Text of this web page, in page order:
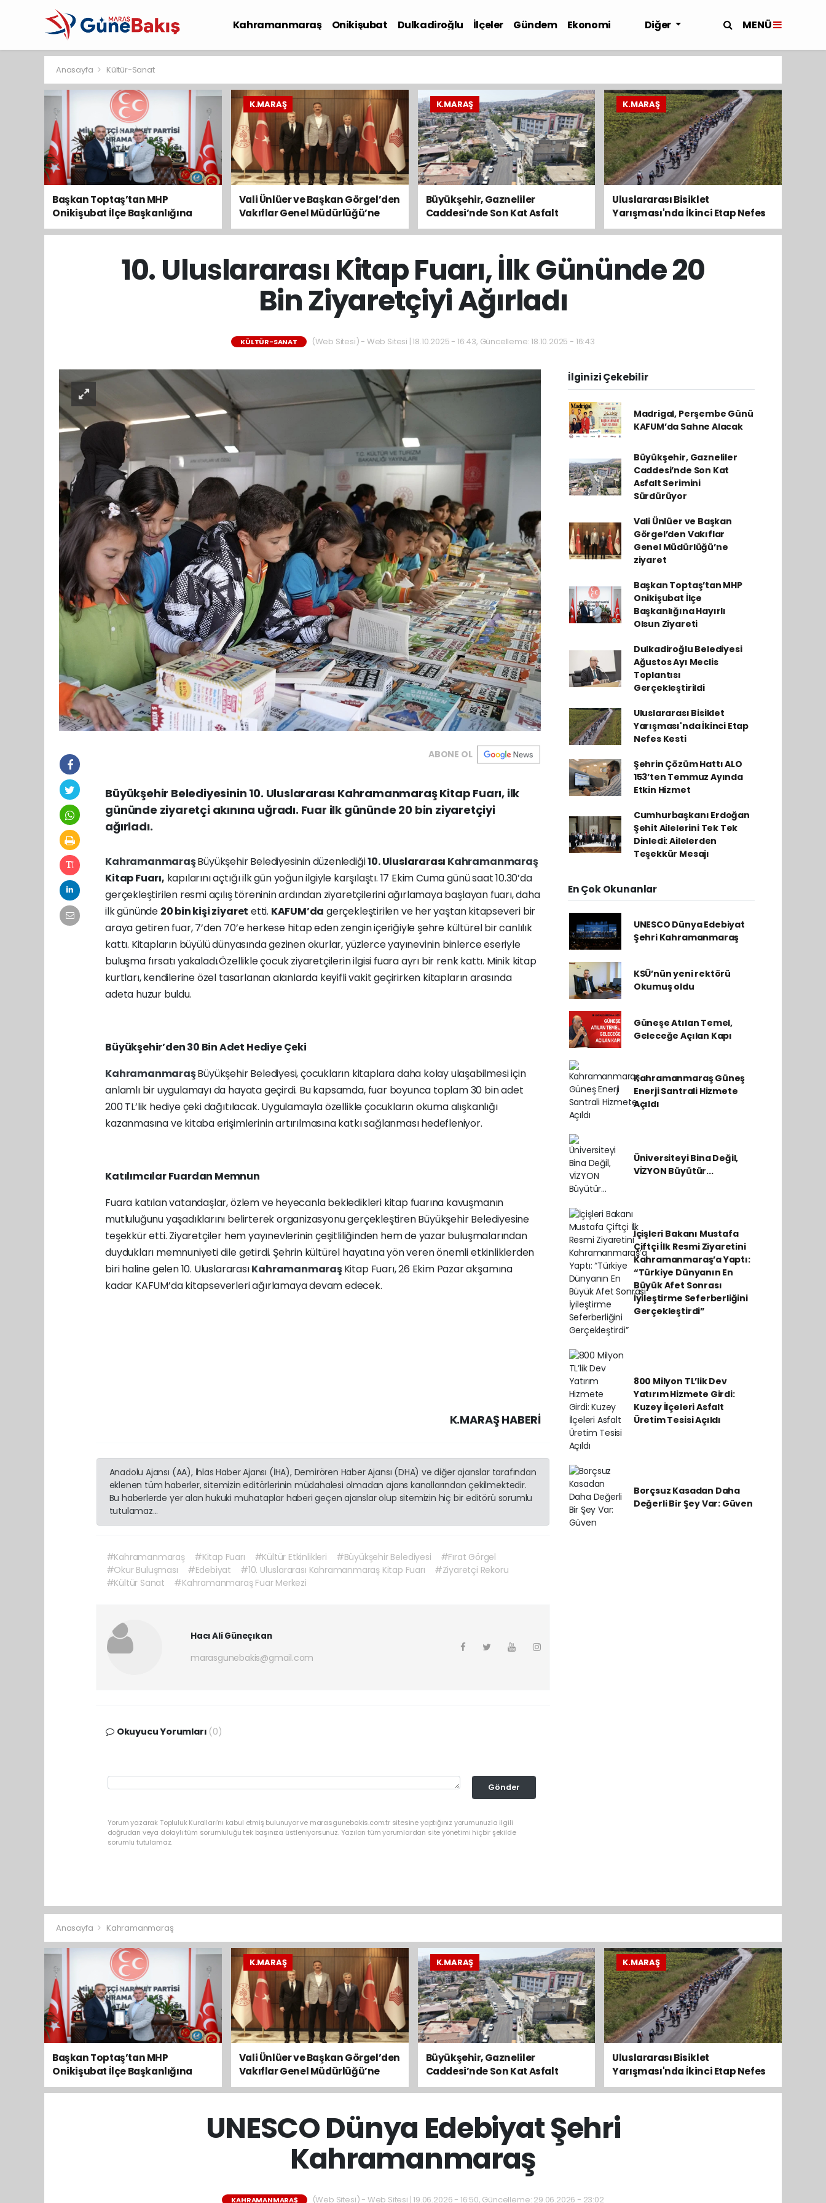
Kahramanmaraş Onikişubat Dulkadiroğlu İlçeler Gündem
Ekonomi
Diğer MENÜ
Anasayfa Kültür-Sanat
Başkan Toptaş’tan MHP
Onikişubat İlçe Başkanlığına
Hayırlı Olsun Ziyareti
K.MARAŞ
Vali Ünlüer ve Başkan Görgel’den
Vakıflar Genel Müdürlüğü’ne
ziyaret
K.MARAŞ
Büyükşehir, Gazneliler
Caddesi’nde Son Kat Asfalt
Serimini Sürdürüyor
K.MARAŞ
Uluslararası Bisiklet
Yarışması'nda İkinci Etap Nefes
Kesti
10. Uluslararası Kitap Fuarı, İlk Gününde 20
Bin Ziyaretçiyi Ağırladı
KÜLTÜR-SANAT (Web Sitesi) - Web Sitesi | 18.10.2025 - 16:43, Güncelleme: 18.10.2025 - 16:43
ABONE OL
Büyükşehir Belediyesinin 10. Uluslararası Kahramanmaraş Kitap Fuarı, ilk
gününde ziyaretçi akınına uğradı. Fuar ilk gününde 20 bin ziyaretçiyi
ağırladı.
KahramanmaraşBüyükşehir Belediyesinin düzenlediği10. Uluslararası Kahramanmaraş
Kitap Fuarı, kapılarını açtığı ilk gün yoğun ilgiyle karşılaştı. 17 Ekim Cuma günü saat 10.30’da
gerçekleştirilen resmi açılış töreninin ardından ziyaretçilerini ağırlamaya başlayan fuarı, daha
ilk gününde 20 bin kişi ziyaret etti. KAFUM’da gerçekleştirilen ve her yaştan kitapseveri bir
araya getiren fuar, 7’den 70’e herkese hitap eden zengin içeriğiyle şehre kültürel bir canlılık
kattı. Kitapların büyülü dünyasında gezinen okurlar, yüzlerce yayınevinin binlerce eseriyle
buluşma fırsatı yakaladı.Özellikle çocuk ziyaretçilerin ilgisi fuara ayrı bir renk kattı. Minik kitap
kurtları, kendilerine özel tasarlanan alanlarda keyifli vakit geçirirken kitapların arasında
adeta huzur buldu.
Büyükşehir’den 30 Bin Adet Hediye Çeki
KahramanmaraşBüyükşehir Belediyesi, çocukların kitaplara daha kolay ulaşabilmesi için
anlamlı bir uygulamayı da hayata geçirdi. Bu kapsamda, fuar boyunca toplam 30 bin adet
200 TL’lik hediye çeki dağıtılacak. Uygulamayla özellikle çocukların okuma alışkanlığı
kazanmasına ve kitaba erişimlerinin artırılmasına katkı sağlanması hedefleniyor.
Katılımcılar Fuardan Memnun
Fuara katılan vatandaşlar, özlem ve heyecanla bekledikleri kitap fuarına kavuşmanın
mutluluğunu yaşadıklarını belirterek organizasyonu gerçekleştiren Büyükşehir Belediyesine
teşekkür etti. Ziyaretçiler hem yayınevlerinin çeşitliliğinden hem de yazar buluşmalarından
duydukları memnuniyeti dile getirdi. Şehrin kültürel hayatına yön veren önemli etkinliklerden
biri haline gelen 10. UluslararasıKahramanmaraşKitap Fuarı, 26 Ekim Pazar akşamına
kadar KAFUM’da kitapseverleri ağırlamaya devam edecek.
K.MARAŞ HABERİ
Anadolu Ajansı (AA), İhlas Haber Ajansı (İHA), Demirören Haber Ajansı (DHA) ve diğer ajanslar tarafından
eklenen tüm haberler, sitemizin editörlerinin müdahalesi olmadan ajans kanallarından çekilmektedir.
Bu haberlerde yer alan hukuki muhataplar haberi geçen ajanslar olup sitemizin hiç bir editörü sorumlu
tutulamaz...
#Kahramanmaraş #Kitap Fuarı #Kültür Etkinlikleri #Büyükşehir Belediyesi
#Fırat Görgel
#Okur Buluşması
#Edebiyat #10. Uluslararası Kahramanmaraş Kitap Fuarı
#Ziyaretçi Rekoru
#Kültür Sanat
#Kahramanmaraş Fuar Merkezi
Hacı Ali Güneçıkan
marasgunebakis@gmail.com
Okuyucu Yorumları (0)
Gönder
Yorum yazarak Topluluk Kuralları’nı kabul etmiş bulunuyor ve marasgunebakis.com.tr sitesine yaptığınız yorumunuzla ilgili
doğrudan veya dolaylı tüm sorumluluğu tek başınıza üstleniyorsunuz. Yazılan tüm yorumlardan site yönetimi hiçbir şekilde
sorumlu tutulamaz.
İlginizi Çekebilir
Madrigal, Perşembe Günü
KAFUM’da Sahne Alacak
Büyükşehir, Gazneliler
Caddesi’nde Son Kat
Asfalt Serimini
Sürdürüyor
Vali Ünlüer ve Başkan
Görgel’den Vakıflar
Genel Müdürlüğü’ne
ziyaret
Başkan Toptaş’tan MHP
Onikişubat İlçe
Başkanlığına Hayırlı
Olsun Ziyareti
Dulkadiroğlu Belediyesi
Ağustos Ayı Meclis
Toplantısı
Gerçekleştirildi
Uluslararası Bisiklet
Yarışması'nda İkinci Etap
Nefes Kesti
Şehrin Çözüm Hattı ALO
153’ten Temmuz Ayında
Etkin Hizmet
Cumhurbaşkanı Erdoğan
Şehit Ailelerini Tek Tek
Dinledi: Ailelerden
Teşekkür Mesajı
En Çok Okunanlar
UNESCO Dünya Edebiyat
Şehri Kahramanmaraş
KSÜ’nün yeni rektörü
Okumuş oldu
Güneşe Atılan Temel,
Geleceğe Açılan Kapı
Kahramanmaraş Güneş
Enerji Santrali Hizmete
Açıldı
Üniversiteyi Bina Değil,
VİZYON Büyütür...
İçişleri Bakanı Mustafa
Çiftçi İlk Resmi Ziyaretini
Kahramanmaraş’a Yaptı:
“Türkiye Dünyanın En
Büyük Afet Sonrası
İyileştirme Seferberliğini
Gerçekleştirdi”
800 Milyon TL’lik Dev
Yatırım Hizmete Girdi:
Kuzey İlçeleri Asfalt
Üretim Tesisi Açıldı
Borçsuz Kasadan Daha
Değerli Bir Şey Var: Güven
Anasayfa Kahramanmaraş
Başkan Toptaş’tan MHP
Onikişubat İlçe Başkanlığına
Hayırlı Olsun Ziyareti
K.MARAŞ
Vali Ünlüer ve Başkan Görgel’den
Vakıflar Genel Müdürlüğü’ne
ziyaret
K.MARAŞ
Büyükşehir, Gazneliler
Caddesi’nde Son Kat Asfalt
Serimini Sürdürüyor
K.MARAŞ
Uluslararası Bisiklet
Yarışması'nda İkinci Etap Nefes
Kesti
UNESCO Dünya Edebiyat Şehri
Kahramanmaraş
KAHRAMANMARAŞ (Web Sitesi) - Web Sitesi | 19.06.2026 - 16:50, Güncelleme: 29.06.2026 - 23:02